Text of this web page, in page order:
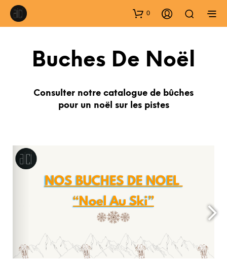
0
Buches De Noël
Consulter notre catalogue de bûches
pour un noël sur les pistes